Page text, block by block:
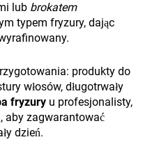
lub brokatem
typem fryzury, dając
produkty do
włosów, długotrwały
fryzury u profesjonalisty,
aby zagwarantować
dzień.